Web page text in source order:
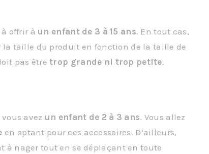
offrir à un enfant de 3 à 15 ans. En tout cas,
la taille du produit en fonction de la taille de
pas être trop grande ni trop petite.
avez un enfant de 2 à 3 ans. Vous allez
en optant pour ces accessoires. D’ailleurs,
à nager tout en se déplaçant en toute